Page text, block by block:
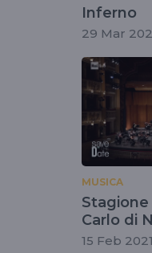
Inferno
29 Mar
MUSICA
Stagione
Carlo di
15 Feb